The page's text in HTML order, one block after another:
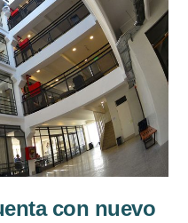
con nuevo